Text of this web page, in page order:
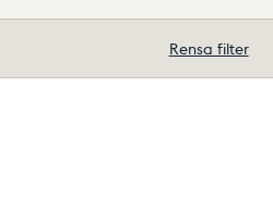
Rensa filter